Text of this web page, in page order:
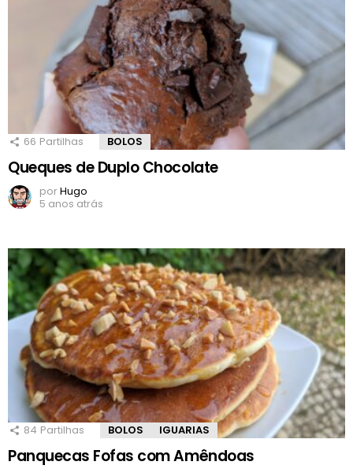
66 Partilhas BOLOS
Queques de Duplo Chocolate
porHugo
5 anos atrás
84 Partilhas BOLOS IGUARIAS
Panquecas Fofas com Amêndoas